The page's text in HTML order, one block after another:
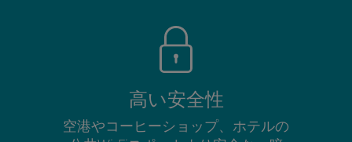
高い安全性
空港やコーヒーショップ、ホテルの